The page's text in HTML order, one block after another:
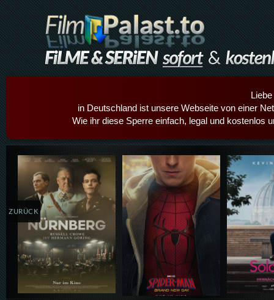
in Deutschland ist unsere Webseite von einer
Wie ihr diese Sperre einfach, legal und kostenlos
Details,Play Details,Play
ZURÜCK